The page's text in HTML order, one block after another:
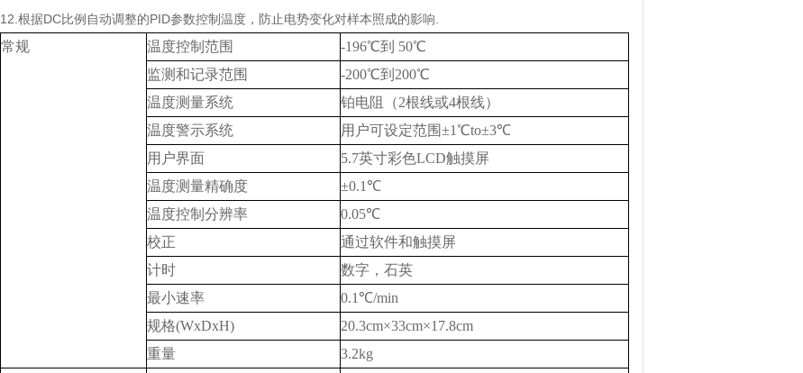
12.根据DC比例自动调整的PID参数控制温度，防止电势变化对样本照成的影响.
常规 温度控制范围 -196℃到 50℃
监测和记录范围
-200℃到 200℃
温度测量系统
铂电阻（2根线或4根线）
温度警示系统
用户可设定范围±1 ℃to±3℃
用户界面
5.7英寸彩色LCD触摸屏
温度测量精确度
±0.1 ℃
温度控制分辨率
0.05℃
校正
通过软件和触摸屏
计时
数字，石英
最小速率
0.1 ℃/min
规格(WxDxH) 20.3cm×33cm×17.8cm
重量
3.2kg